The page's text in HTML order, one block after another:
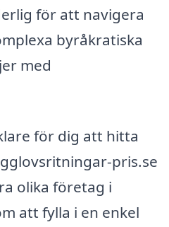
för att navigera
byråkratiska
med
för dig att hitta
pris.se
olika företag i
att fylla i en enkel